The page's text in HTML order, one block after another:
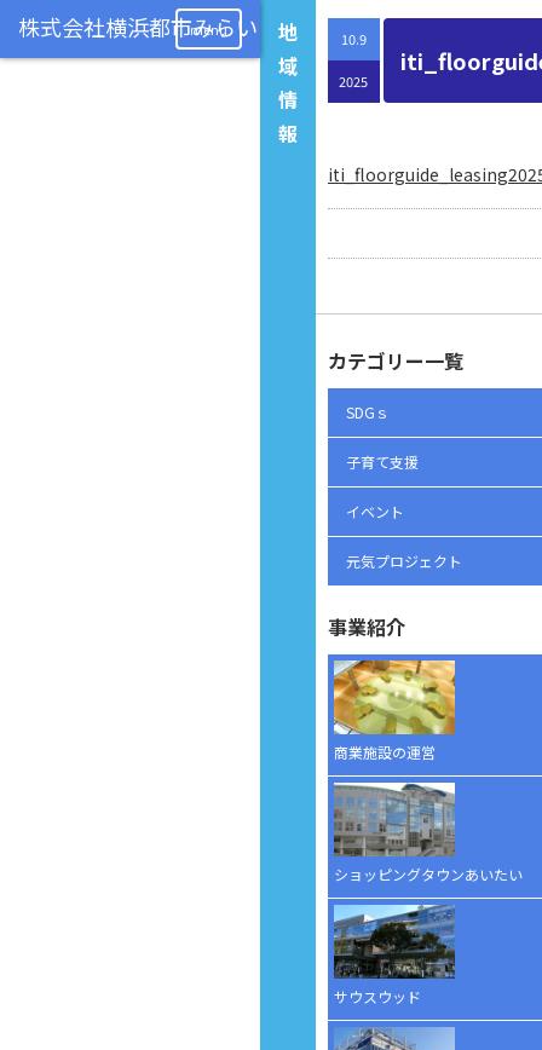
menu
地
域
情
報
10.9
2025
カテゴリー一覧
SDGｓ
子育て支援
イベント
元気プロジェクト
事業紹介
商業施設の運営
ショッピングタウンあいたい
サウスウッド